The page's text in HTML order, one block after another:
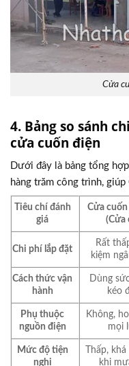
Cửa
4. Bảng so sánh
cửa cuốn điện
Dưới đây là bảng tổng
hàng trăm công trình,
Tiêu chí đánh
giá
Cửa
(Cửa
Chi phí lắp đặt
Rất
kiệm
Cách thức vận
hành
Dùng
kéo
Phụ thuộc
nguồn điện
Không,
mọi
Mức độ tiện
nghi
Thấp,
khi